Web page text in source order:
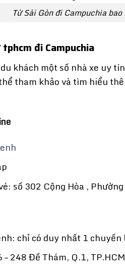
Từ Sài Gòn đi Campuchia
đi Campuchia
khách một số nhà xe uy
tham khảo và tìm hiểu
số 302 Cộng Hòa , Phường
chỉ có duy nhất 1
248 Đề Thám, Q.1, TP.HCM